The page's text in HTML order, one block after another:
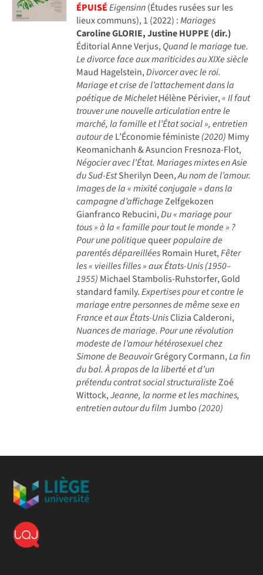
ÉPUISÉEigensinn(Études rusées sur les
lieux communs), 1 (2022) :Mariages
Caroline GLORIE, Justine HUPPE (dir.)
Éditorial Anne Verjus,Quand le mariage tue.
Le divorce face aux mariticides au XIXe siècle
Maud Hagelstein,Divorcer avec le roi.
Mariage et crise de l’attachement dans la
poétique de MicheletHélène Périvier,« Il faut
trouver une nouvelle articulation entre le
marché, la famille et l’État social », entretien
autour de L’Économie féministe(2020) Mimy
Keomanichanh & Asuncion Fresnoza-Flot,
Négocier avec l’État. Mariages mixtes en Asie
du Sud-EstSherilyn Deen,Au nom de l’amour.
Images de la « mixité conjugale » dans la
campagne d’affichageZelfgekozen
Gianfranco Rebucini,Du « mariage pour
tous » à la « famille pour tout le monde » ?
Pour une politiquequeerpopulaire de
parentés dépareilléesRomain Huret,Fêter
les « vieilles filles » aux États-Unis (1950–
1955) Michael Stambolis-Ruhstorfer, Gold
standard family.Expertises pour et contre le
mariage entre personnes de même sexe en
France et aux États-UnisClizia Calderoni,
Nuances de mariage. Pour une révolution
modeste de l’amour hétérosexuel chez
Simone de BeauvoirGrégory Cormann,La fin
du bal. À propos de la liberté et d’un
prétendu contrat social structuralisteZoé
Wittock,Jeanne, la norme et les machines,
entretien autour du filmJumbo (2020)